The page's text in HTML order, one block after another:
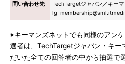
問い合わせ先
TechTargetジャパン／キー
※キーマンズネットでも同様のアン
選者は、TechTargetジャパン・キー
だいた全ての回答者の中から抽選で